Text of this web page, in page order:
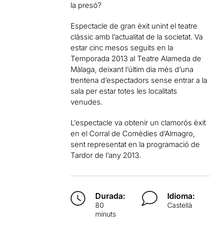
la presó?
Espectacle de gran èxit unint el teatre
clàssic amb l’actualitat de la societat. Va
estar cinc mesos seguits en la
Temporada 2013 al Teatre Alameda de
Màlaga, deixant l’últim dia més d’una
trentena d’espectadors sense entrar a la
sala per estar totes les localitats
venudes.
L’espectacle va obtenir un clamorós èxit
en el Corral de Comèdies d’Almagro,
sent representat en la programació de
Tardor de l’any 2013.
Durada:
80
minuts
Idioma:
Castellà